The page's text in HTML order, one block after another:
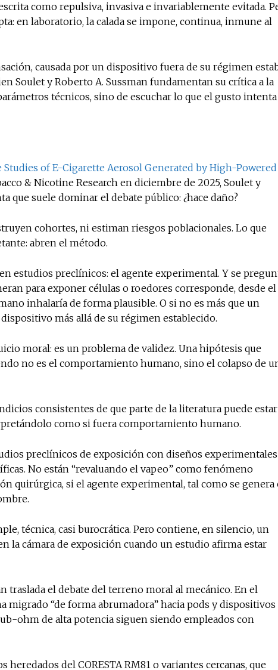
como repulsiva, invasiva e invariablemente evitada.
en laboratorio, la calada se impone, continua, inmune al
causada por un dispositivo fuera de su régimen
Soulet y Roberto A. Sussman fundamentan su crítica a la
técnicos, sino de escuchar lo que el gusto intenta
of E-Cigarette Aerosol Generated by High-Powered
& Nicotine Research en diciembre de 2025, Soulet y
que suele dominar el debate público: ¿hace daño?
cohortes, ni estiman riesgos poblacionales. Lo que
abren el método.
estudios preclínicos: el agente experimental. Y se
para exponer células o roedores corresponde, desde el
inhalaría de forma plausible. O si no es más que un
más allá de su régimen establecido.
moral: es un problema de validez. Una hipótesis que
no es el comportamiento humano, sino el colapso de
consistentes de que parte de la literatura puede estar
como si fuera comportamiento humano.
preclínicos de exposición con diseños experimentales
No están “revaluando el vapeo” como fenómeno
quirúrgica, si el agente experimental, tal como se genera
técnica, casi burocrática. Pero contiene, en silencio, un
la cámara de exposición cuando un estudio afirma estar
traslada el debate del terreno moral al mecánico. En el
migrado “de forma abrumadora” hacia pods y dispositivos
ohm de alta potencia siguen siendo empleados con
del CORESTA RM81 o variantes cercanas, que